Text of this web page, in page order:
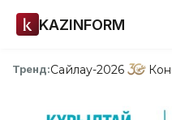
KAZINFORM
Тренд:Сайлау-2026